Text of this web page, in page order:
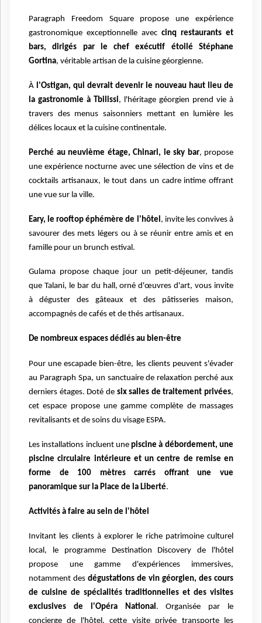
Paragraph Freedom Square propose une expérience
gastronomique exceptionnelle avec cinq restaurants et
bars, dirigés par le chef exécutif étoilé Stéphane
Gortina, véritable artisan de la cuisine géorgienne.
À l'Ostigan, qui devrait devenir le nouveau haut lieu de
la gastronomie à Tbilissi, l'héritage géorgien prend vie à
travers des menus saisonniers mettant en lumière les
délices locaux et la cuisine continentale.
Perché au neuvième étage, Chinari, le sky bar, propose
une expérience nocturne avec une sélection de vins et de
cocktails artisanaux, le tout dans un cadre intime offrant
une vue sur la ville.
Eary, le rooftop éphémère de l'hôtel , invite les convives à
savourer des mets légers ou à se réunir entre amis et en
famille pour un brunch estival.
Gulama propose chaque jour un petit-déjeuner, tandis
que Talani, le bar du hall, orné d'œuvres d'art, vous invite
à déguster des gâteaux et des pâtisseries maison,
accompagnés de cafés et de thés artisanaux.
De nombreux espaces dédiés au bien-être
Pour une escapade bien-être, les clients peuvent s'évader
au Paragraph Spa, un sanctuaire de relaxation perché aux
derniers étages. Doté desix salles de traitement privées,
cet espace propose une gamme complète de massages
revitalisants et de soins du visage ESPA.
Les installations incluent unepiscine à débordement, une
piscine circulaire intérieure et un centre de remise en
forme de 100 mètres carrés offrant une vue
panoramique sur la Place de la Liberté.
Activités à faire au sein de l'hôtel
Invitant les clients à explorer le riche patrimoine culturel
local, le programme Destination Discovery de l'hôtel
propose une gamme d'expériences immersives,
notamment des dégustations de vin géorgien, des cours
de cuisine de spécialités traditionnelles et des visites
exclusives de l'Opéra National. Organisée par le
concierge de l'hôtel, cette visite privée transporte les